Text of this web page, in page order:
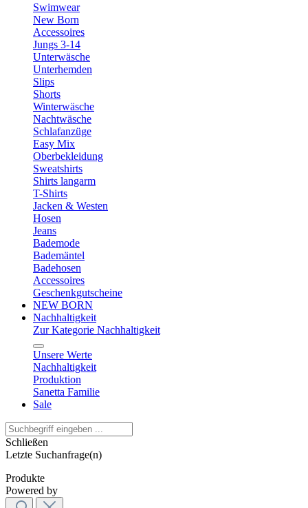
Swimwear
New Born
Accessoires
Jungs 3-14
Unterwäsche
Unterhemden
Slips
Shorts
Winterwäsche
Nachtwäsche
Schlafanzüge
Easy Mix
Oberbekleidung
Sweatshirts
Shirts langarm
T-Shirts
Jacken & Westen
Hosen
Jeans
Bademode
Bademäntel
Badehosen
Accessoires
Geschenkgutscheine
NEW BORN
Nachhaltigkeit
Zur Kategorie Nachhaltigkeit
Unsere Werte
Nachhaltigkeit
Produktion
Sanetta Familie
Sale
Schließen
Letzte Suchanfrage(n)
Produkte
Powered by